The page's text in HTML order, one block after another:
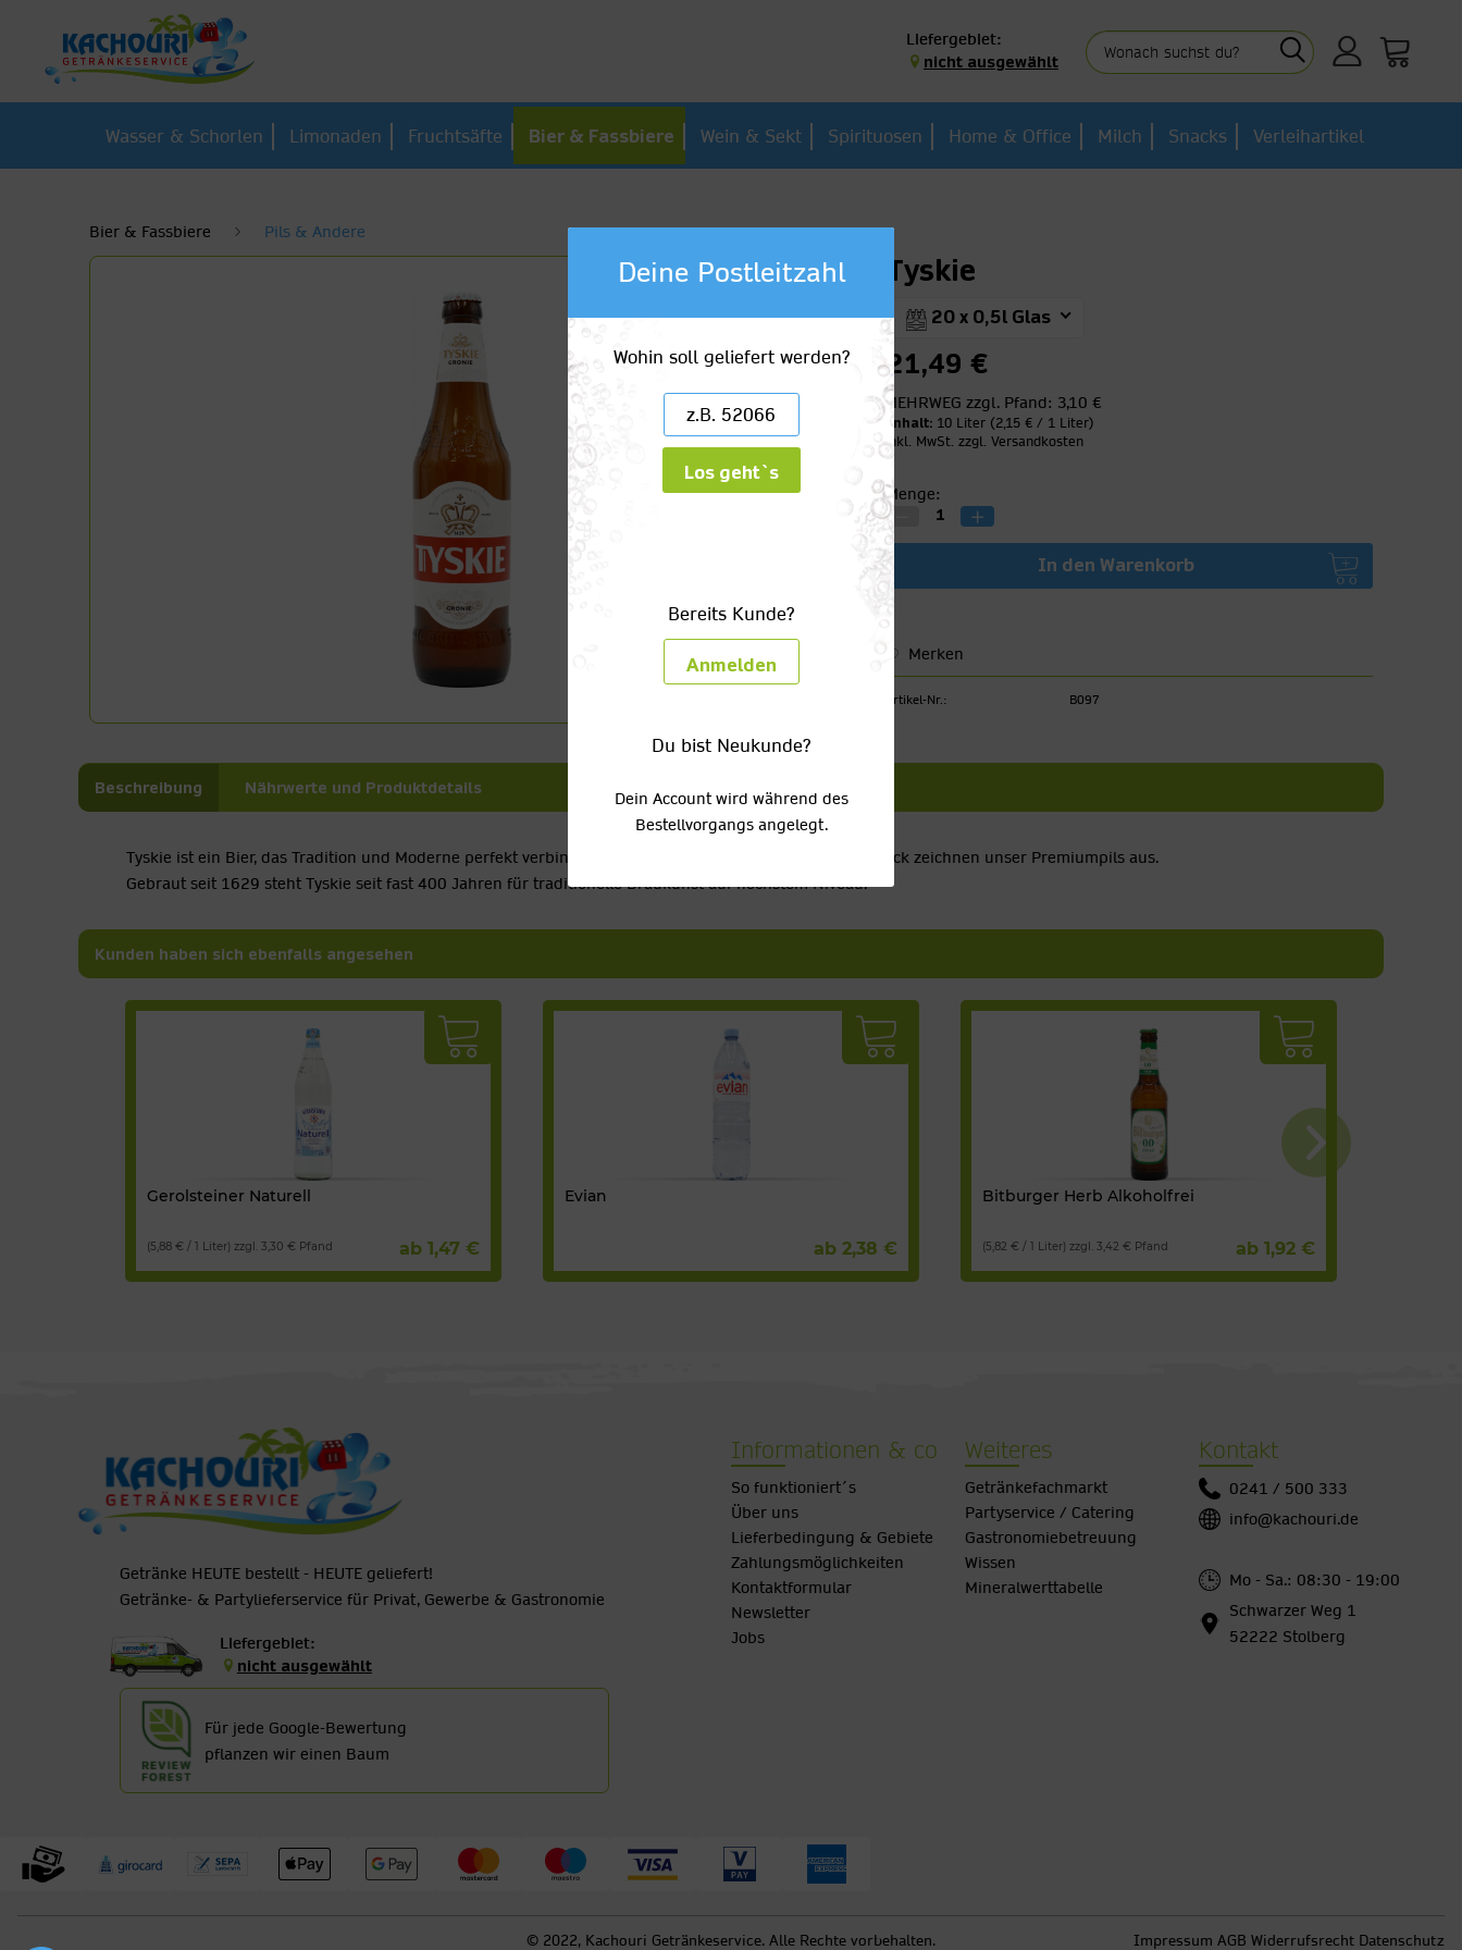
Liefergebiet:
nicht ausgewählt
Wasser & Schorlen Limonaden Fruchtsäfte Bier & Fassbiere Wein & Sekt Spirituosen Home & Office Milch Snacks Verleihartikel
Bier & Fassbiere Pils & Andere
Tyskie
20 x 0,5l Glas
21,49 €
MEHRWEG zzgl. Pfand: 3,10 €
Inhalt: 10 Liter (2,15 € / 1 Liter)
inkl. MwSt. zzgl. Versandkosten
Menge:
In den Warenkorb
Merken
Artikel-Nr.: B097
Beschreibung Nährwerte und Produktdetails
Tyskie ist ein Bier, das Tradition und Moderne perfekt verbindet. Höchste Qualität und edelster Geschmack zeichnen unser Premiumpils aus.
Gebraut seit 1629 steht Tyskie seit fast 400 Jahren für traditionelle Braukunst auf höchstem Niveau.
Kunden haben sich ebenfalls angesehen
Gerolsteiner Naturell
(5,88 € / 1 Liter) zzgl. 3,30 € Pfand ab 1,47 €
Evian
ab 2,38 €
Bitburger Herb Alkoholfrei
(5,82 € / 1 Liter) zzgl. 3,42 € Pfand ab 1,92 €
Getränke HEUTE bestellt - HEUTE geliefert!
Getränke- & Partylieferservice für Privat, Gewerbe & Gastronomie
Liefergebiet:
nicht ausgewählt
Für jede Google-Bewertung
pflanzen wir einen Baum
Informationen & co
So funktioniert´s
Über uns
Lieferbedingung & Gebiete
Zahlungsmöglichkeiten
Kontaktformular
Newsletter
Jobs
Weiteres
Getränkefachmarkt
Partyservice / Catering
Gastronomiebetreuung
Wissen
Mineralwerttabelle
Kontakt
0241 / 500 333
info@kachouri.de
Mo - Sa.: 08:30 - 19:00
Schwarzer Weg 1
52222 Stolberg
© 2022, Kachouri Getränkeservice. Alle Rechte vorbehalten. Impressum AGB Widerrufsrecht Datenschutz
Deine Postleitzahl
Wohin soll geliefert werden?
Los geht`s
Bereits Kunde?
Anmelden
Du bist Neukunde?
Dein Account wird während des
Bestellvorgangs angelegt.